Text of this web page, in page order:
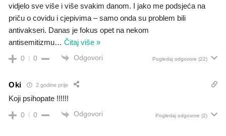
vidjelo sve više i više svakim danom. I jako me podsjeća na
priču o covidu i cjepivima – samo onda su problem bili
antivakseri. Danas je fokus opet na nekom
antisemitizmu… Čitaj više »
0 0 Odgovori Pogledaj odgovore (22)
Oki 2 godine prije
Koji psihopate !!!!!!
0 0 Odgovori Pogledaj odgovore (2)